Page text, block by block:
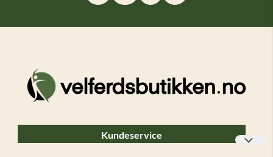
Kundeservice